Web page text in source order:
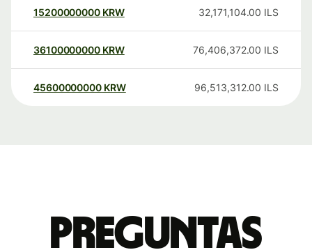
15200000000 KRW 32,171,104.00 ILS
36100000000 KRW 76,406,372.00 ILS
45600000000 KRW 96,513,312.00 ILS
Preguntas